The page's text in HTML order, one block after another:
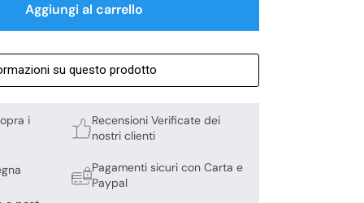
Aggiungi al carrello
su questo prodotto
i
Recensioni Verificate dei
nostri clienti
Pagamenti sicuri con Carta e
Paypal